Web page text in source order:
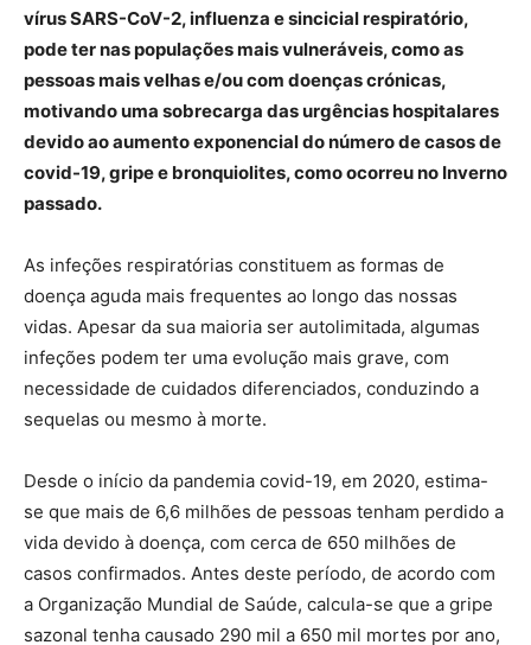
vírus SARS-CoV-2, influenza e sincicial respiratório,
pode ter nas populações mais vulneráveis, como as
pessoas mais velhas e/ou com doenças crónicas,
motivando uma sobrecarga das urgências hospitalares
devido ao aumento exponencial do número de casos de
covid-19, gripe e bronquiolites, como ocorreu no Inverno
passado.
As infeções respiratórias constituem as formas de
doença aguda mais frequentes ao longo das nossas
vidas. Apesar da sua maioria ser autolimitada, algumas
infeções podem ter uma evolução mais grave, com
necessidade de cuidados diferenciados, conduzindo a
sequelas ou mesmo à morte.
Desde o início da pandemia covid-19, em 2020, estima-
se que mais de 6,6 milhões de pessoas tenham perdido a
vida devido à doença, com cerca de 650 milhões de
casos confirmados. Antes deste período, de acordo com
a Organização Mundial de Saúde, calcula-se que a gripe
sazonal tenha causado 290 mil a 650 mil mortes por ano,